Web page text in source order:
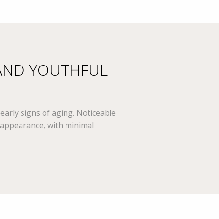
YOUTHFUL
signs of aging. Noticeable
with minimal